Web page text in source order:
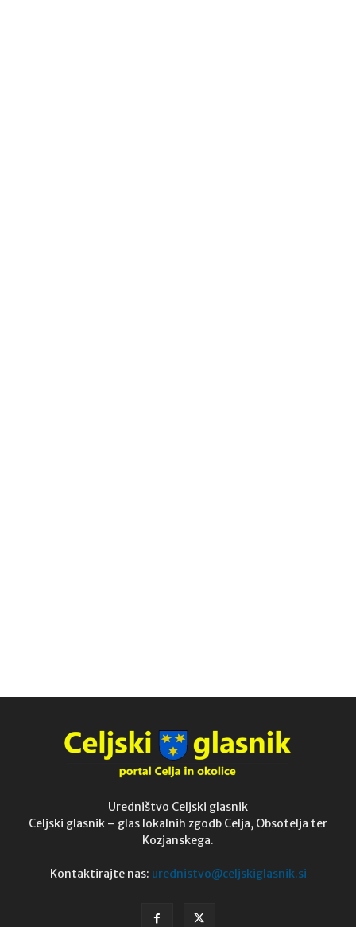
Uredništvo Celjski glasnik
Celjski glasnik – glas lokalnih zgodb Celja, Obsotelja ter
Kozjanskega.
Kontaktirajte nas: urednistvo@celjskiglasnik.si